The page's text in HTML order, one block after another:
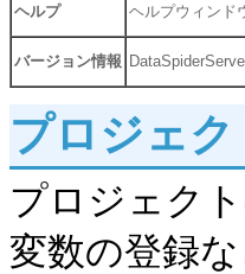
ヘルプ ヘルプウィンド
バージョン情報
プロジェ
プロジェク
変数の登録